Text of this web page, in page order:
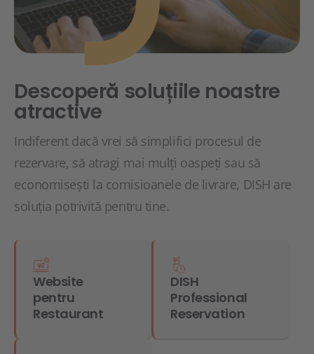
Descoperă soluțiile noastre
atractive
Indiferent dacă vrei să simplifici procesul de
rezervare, să atragi mai mulți oaspeți sau să
economisești la comisioanele de livrare, DISH are
soluția potrivită pentru tine.
Website
pentru
Restaurant
DISH
Professional
Reservation